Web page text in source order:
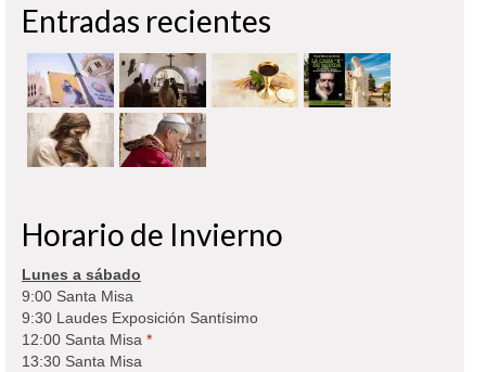
Entradas recientes
Horario de Invierno
Lunes a sábado
9:00 Santa Misa
9:30 Laudes Exposición Santísimo
12:00 Santa Misa *
13:30 Santa Misa